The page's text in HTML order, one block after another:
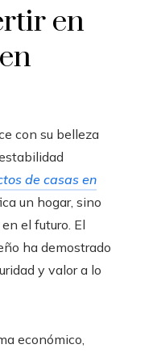
en
con su belleza
de casas en
un hogar, sino
el futuro. El
ha demostrado
y valor a lo
económico,